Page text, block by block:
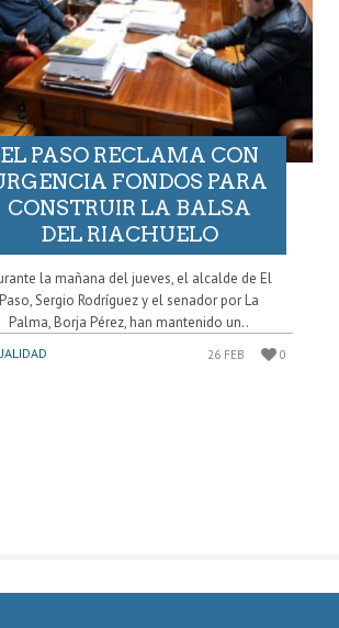
EL PASO RECLAMA CON
FONDOS PARA
CONSTRUIR LA BALSA
DEL RIACHUELO
la mañana del jueves, el alcalde de El
Paso, Sergio Rodríguez y el senador por La
Palma, Borja Pérez, han mantenido un..
26 FEB 0